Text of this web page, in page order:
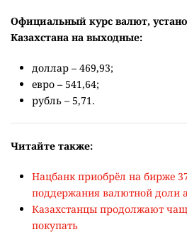
Официальный курс валют,
Казахстана на выходные:
доллар – 469,93;
евро – 541,64;
рубль – 5,71.
Читайте также:
Нацбанк приобрёл на бирже
поддержания валютной доли
Казахстанцы продолжают
покупать